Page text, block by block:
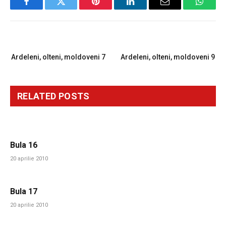
FacebookTwitter Pinterest LinkedInEmail
Ardeleni, olteni, moldoveni 7 Ardeleni, olteni, moldoveni 9
RELATED POSTS
Bula 16
20 aprilie 2010
Bula 17
20 aprilie 2010